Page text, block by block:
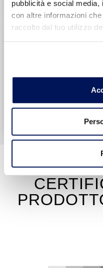
pubblicità e social media,
con altre informazioni
raccolto dal tuo utilizzo